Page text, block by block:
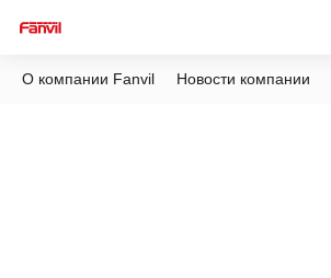
О компании Fanvil Новости компании